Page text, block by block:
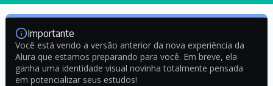
Importante
Você está vendo a versão anterior da nova experiência da
Alura que estamos preparando para você. Em breve, ela
ganha uma identidade visual novinha totalmente pensada
em potencializar seus estudos!